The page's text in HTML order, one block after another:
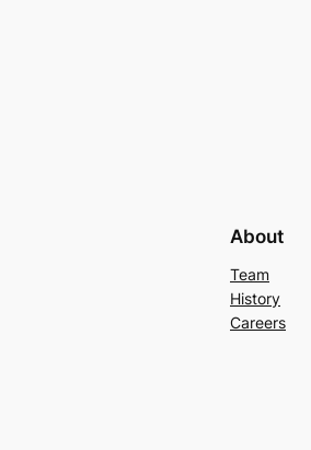
About
Team
History
Careers